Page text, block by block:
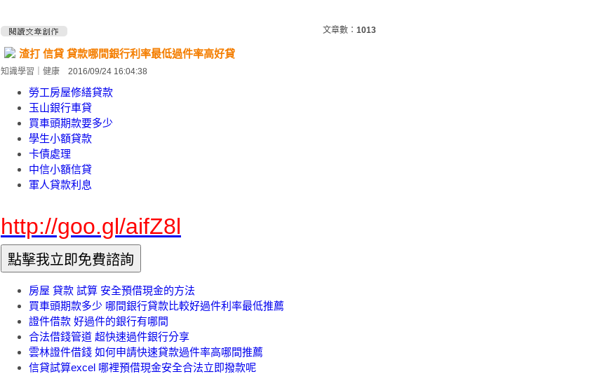
文章數： 1013
渣打 信貸 貸款哪間銀行利率最低過件率高好貸
知識學習 健康 2016/09/24 16:04:38
勞工房屋修繕貸款
玉山銀行車貸
買車頭期款要多少
學生小額貸款
卡債處理
中信小額信貸
軍人貸款利息
http://goo.gl/aifZ8l
房屋 貸款 試算 安全預借現金的方法
買車頭期款多少 哪間銀行貸款比較好過件利率最低推薦
證件借款 好過件的銀行有哪間
合法借錢管道 超快速過件銀行分享
雲林證件借錢 如何申請快速貸款過件率高哪間推薦
信貸試算excel 哪裡預借現金安全合法立即撥款呢